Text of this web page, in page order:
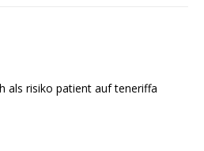
als risiko patient auf teneriffa